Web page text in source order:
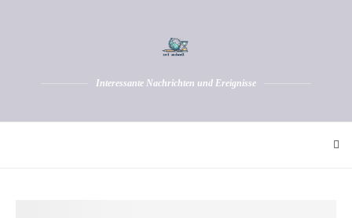
Interessante Nachrichten und Ereignisse